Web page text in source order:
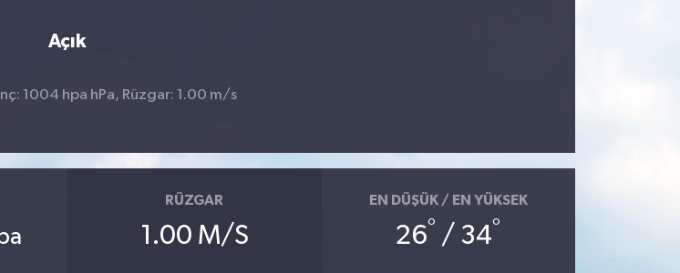
Açık
1004 hpa hPa, Rüzgar: 1.00 m/s
RÜZGAR
1.00 M/S
EN DÜŞÜK / EN YÜKSEK
26° / 34°